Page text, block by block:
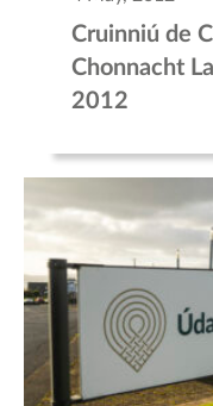
Cruinniú de
Chonnacht
2012